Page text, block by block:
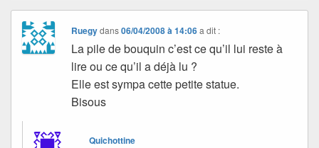
Ruegydans06/04/2008 à 14:06 a dit :
La pile de bouquin c’est ce qu’il lui reste à
lire ou ce qu’il a déjà lu ?
Elle est sympa cette petite statue.
Bisous
Quichottine